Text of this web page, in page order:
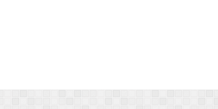
าสุทิดา พัชรสุธาพิมลลักษณ พระบรมราชินี